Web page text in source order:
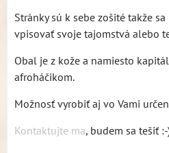
Stránky sú k sebe zošité takže
vpisovať svoje tajomstvá alebo
Obal je z kože a namiesto
afroháčikom.
Možnosť vyrobiť aj vo Vami
Kontaktujte ma, budem sa tešiť